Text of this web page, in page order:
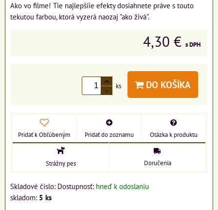
Ako vo filme! Tie najlepšíie efekty dosiahnete práve s touto
tekutou farbou, ktorá vyzerá naozaj "ako živá".
4,30 € s DPH
ks DO KOŠÍKA
Pridať k Obľúbeným Pridať do zoznamu Otázka k produktu
Strážny pes Doručenia
Skladové číslo: Dostupnosť: hneď k odoslaniu
skladom: 5 ks